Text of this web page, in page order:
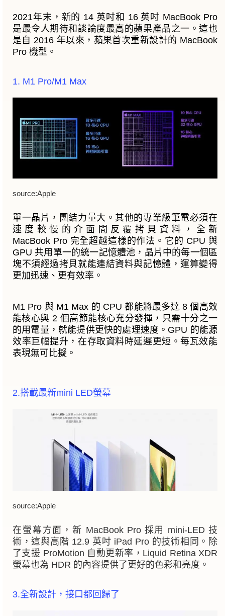
2021年末，新的 14 英吋和 16 英吋 MacBook Pro
是最令人期待和談論度最高的蘋果產品之一。這也
是自 2016 年以來，蘋果首次重新設計的 MacBook
Pro 機型。
1. M1 Pro/M1 Max
source:Apple
單一晶片，團結力量大。 其他的專業級筆電必須在
速度較慢的介面間反覆拷貝資料，全新
MacBook Pro 完全超越這樣的作法。它的 CPU 與
GPU 共用單一的統一記憶體池，晶片中的每一個區
塊不須經過拷貝就能連結資料與記憶體，運算變得
更加迅速、更有效率。
M1 Pro 與 M1 Max 的 CPU 都能將最多達 8 個高效
能核心與 2 個高節能核心充分發揮，只需十分之一
的用電量，就能提供更快的處理速度。GPU 的能源
效率巨幅提升，在存取資料時延遲更短。每瓦效能
表現無可比擬。
2.搭載最新mini LED螢幕
source:Apple
在螢幕方面，新 MacBook Pro 採用 mini-LED 技
術，這與高階 12.9 英吋 iPad Pro 的技術相同。除
了支援 ProMotion 自動更新率，Liquid Retina XDR
螢幕也為 HDR 的內容提供了更好的色彩和亮度。
3.全新設計，接口都回歸了